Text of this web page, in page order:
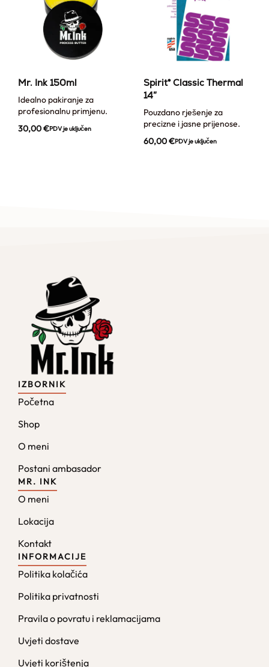
Mr. Ink 150ml
Idealno pakiranje za
profesionalnu primjenu.
30,00€PDV je uključen
Spirit® Classic Thermal
14″
Pouzdano rješenje za
precizne i jasne prijenose.
60,00€PDV je uključen
IZBORNIK
Početna
Shop
O meni
Postani ambasador
MR. INK
O meni
Lokacija
Kontakt
INFORMACIJE
Politika kolačića
Politika privatnosti
Pravila o povratu i reklamacijama
Uvjeti dostave
Uvjeti korištenja